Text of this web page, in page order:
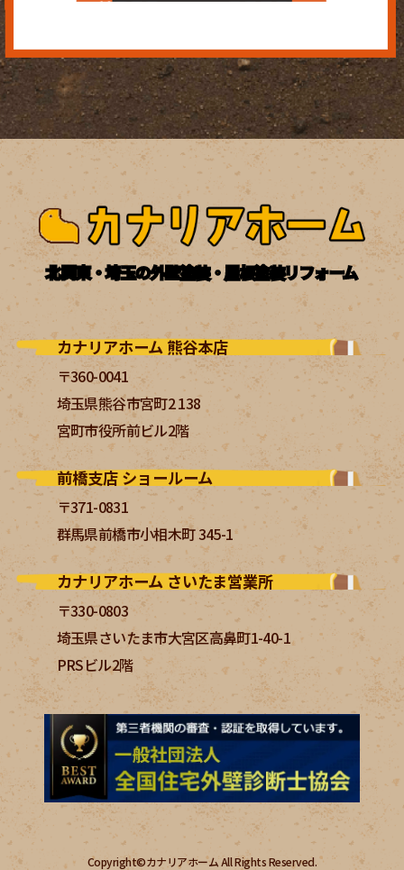
北関東・埼玉の外壁塗装・屋根塗装リフォーム
カナリアホーム 熊谷本店
〒360-0041
埼玉県熊谷市宮町2 138
宮町市役所前ビル2階
前橋支店 ショールーム
〒371-0831
群馬県前橋市小相木町 345-1
カナリアホーム さいたま営業所
〒330-0803
埼玉県さいたま市大宮区高鼻町1-40-1
PRSビル2階
Copyright©カナリアホーム All Rights Reserved.